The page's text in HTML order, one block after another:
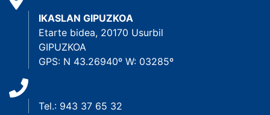
IKASLAN GIPUZKOA
Etarte bidea, 20170 Usurbil
GIPUZKOA
GPS: N 43.26940º W: 03285º
Tel.: 943 37 65 32